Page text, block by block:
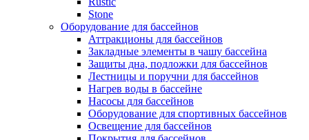
Stone
Оборудование для бассейнов
Аттракционы для бассейнов
Закладные элементы в чашу бассейна
Защиты дна, подложки для бассейнов
Лестницы и поручни для бассейнов
Нагрев воды в бассейне
Насосы для бассейнов
Оборудование для спортивных бассейнов
Освещение для бассейнов